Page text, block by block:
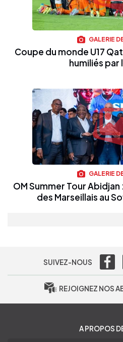
GALERIE
Coupe du monde U17
humiliés par
GALERIE
OM Summer Tour
des Marseillais au
SUIVEZ-NOUS
REJOIGNEZ NOS
A PROPOS